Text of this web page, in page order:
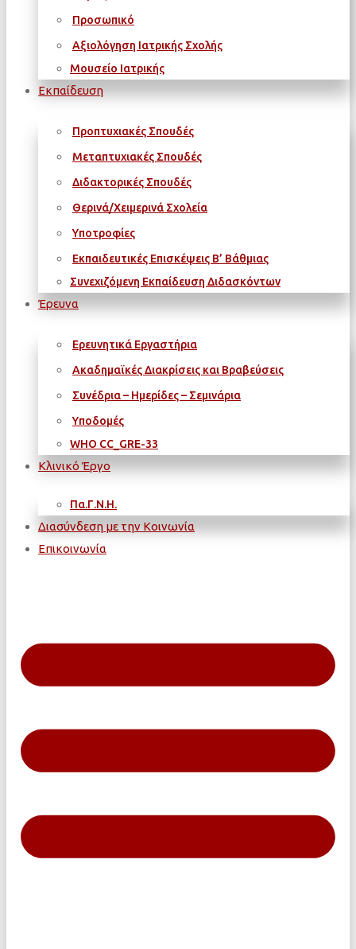
Προσωπικό
Αξιολόγηση Ιατρικής Σχολής
Μουσείο Ιατρικής
Εκπαίδευση
Προπτυχιακές Σπουδές
Μεταπτυχιακές Σπουδές
Διδακτορικές Σπουδές
Θερινά/Χειμερινά Σχολεία
Υποτροφίες
Εκπαιδευτικές Επισκέψεις Β’ Βάθμιας
Συνεχιζόμενη Εκπαίδευση Διδασκόντων
Έρευνα
Ερευνητικά Εργαστήρια
Ακαδημαϊκές Διακρίσεις και Βραβεύσεις
Συνέδρια – Ημερίδες – Σεμινάρια
Υποδομές
WΗΟ CC_GRE-33
Κλινικό Έργο
Πα.Γ.Ν.Η.
Διασύνδεση με την Κοινωνία
Επικοινωνία